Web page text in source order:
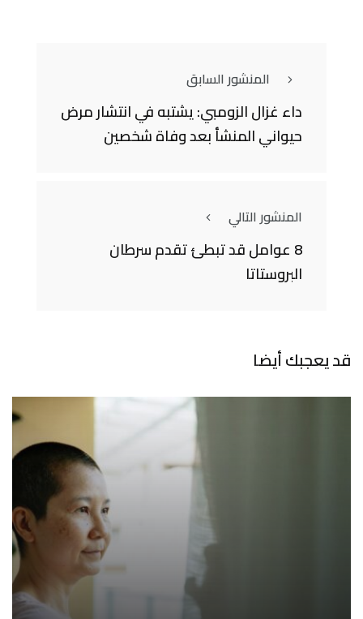
المنشور السابق
داء غزال الزومبي: يشتبه في انتشار مرض
حيواني المنشأ بعد وفاة شخصين
المنشور التالي
8 عوامل قد تبطئ تقدم سرطان
البروستاتا
قد يعجبك أيضا